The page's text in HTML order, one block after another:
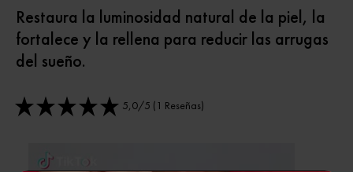
Restaura la luminosidad natural de la piel, la
fortalece y la rellena para reducir las arrugas
del sueño.
5,0/5 (1 Reseñas)